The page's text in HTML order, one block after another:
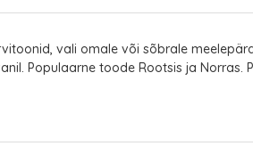
vali omale või sõbrale
Populaarne toode Rootsis ja Norras.